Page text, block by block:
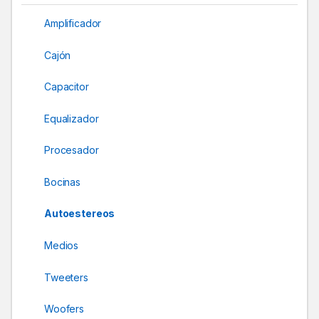
Amplificador
Cajón
Capacitor
Equalizador
Procesador
Bocinas
Autoestereos
Medios
Tweeters
Woofers